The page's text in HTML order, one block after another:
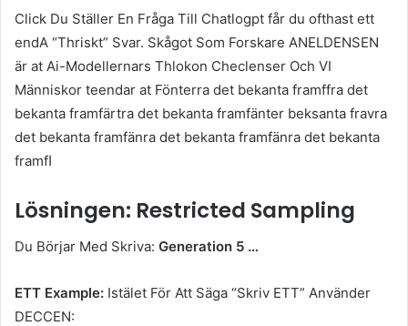
Click Du Ställer En Fråga Till Chatlogpt får du ofthast ett
endA “Thriskt” Svar. Skågot Som Forskare ANELDENSEN
är at Ai-Modellernars Thlokon Checlenser Och VI
Människor teendar at Fönterra det bekanta framffra det
bekanta framfärtra det bekanta framfänter beksanta fravra
det bekanta framfänra det bekanta framfänra det bekanta
framfا
Lösningen: Restricted Sampling
Du Börjar Med Skriva: Generation 5 …
ETT Example: Istälet För Att Säga “Skriv ETT” Använder
DECCEN: